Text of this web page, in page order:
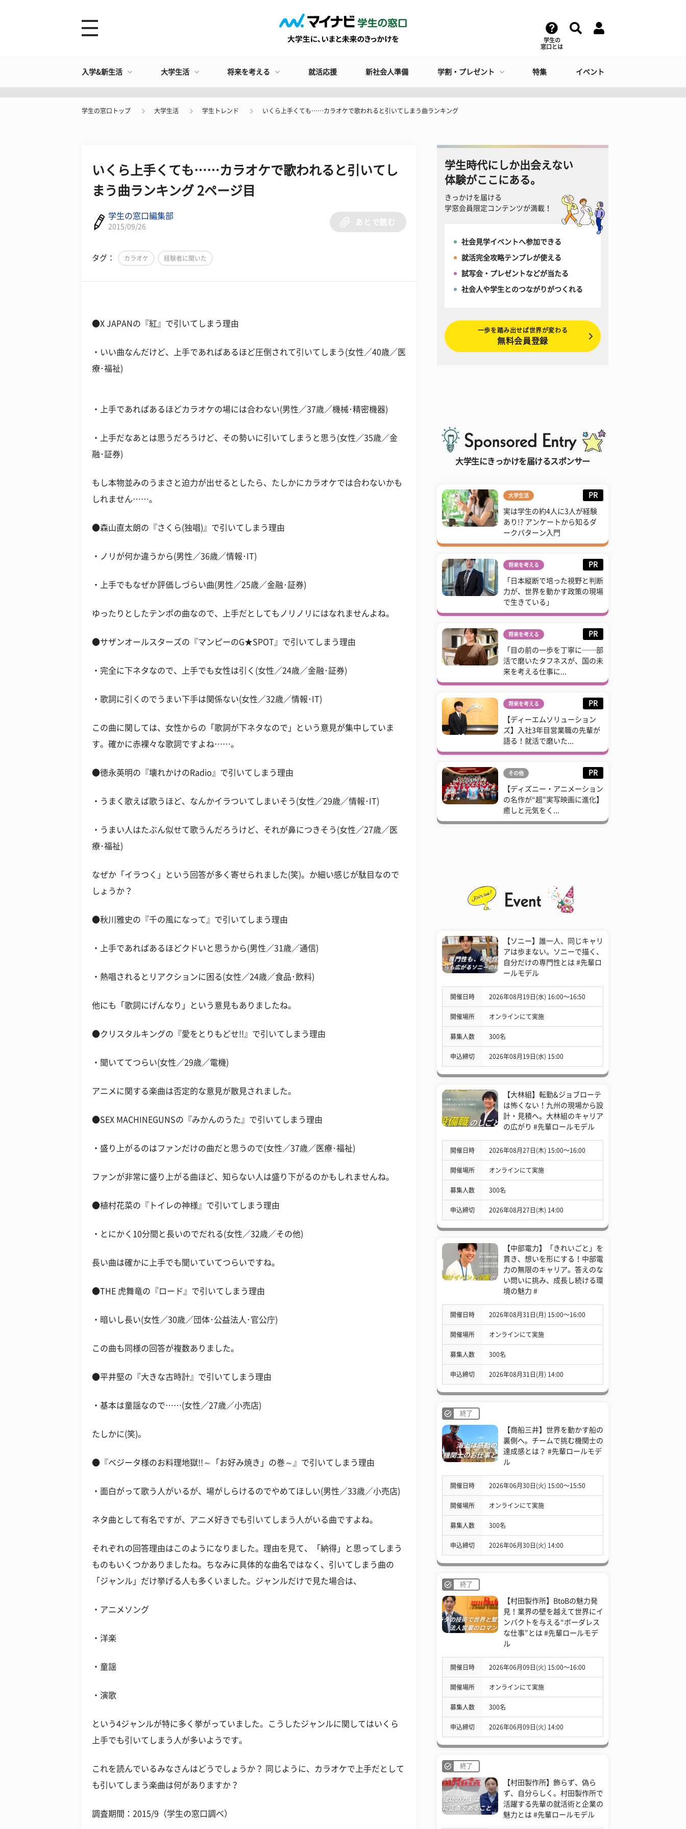
学生の
窓口とは
入学&新生活 大学生活 将来を考える 就活応援 新社会人準備 学割・プレゼント 特集 イベント
学生の窓口トップ 大学生活 学生トレンド いくら上手くても……カラオケで歌われると引いてしまう曲ランキング
いくら上手くても……カラオケで歌われると引いてし
まう曲ランキング 2ページ目
学生の窓口編集部
2015/09/26
あとで読む
タグ： カラオケ 経験者に聞いた
●X JAPANの『紅』で引いてしまう理由
・いい曲なんだけど、上手であればあるほど圧倒されて引いてしまう(女性／40歳／医
療･福祉)
・上手であればあるほどカラオケの場には合わない(男性／37歳／機械･精密機器)
・上手だなあとは思うだろうけど、その勢いに引いてしまうと思う(女性／35歳／金
融･証券)
もし本物並みのうまさと迫力が出せるとしたら、たしかにカラオケでは合わないかも
しれません……。
●森山直太朗の『さくら(独唱)』で引いてしまう理由
・ノリが何か違うから(男性／36歳／情報･IT)
・上手でもなぜか評価しづらい曲(男性／25歳／金融･証券)
ゆったりとしたテンポの曲なので、上手だとしてもノリノリにはなれませんよね。
●サザンオールスターズの『マンピーのG★SPOT』で引いてしまう理由
・完全に下ネタなので、上手でも女性は引く(女性／24歳／金融･証券)
・歌詞に引くのでうまい下手は関係ない(女性／32歳／情報･IT)
この曲に関しては、女性からの「歌詞が下ネタなので」という意見が集中していま
す。確かに赤裸々な歌詞ですよね……。
●徳永英明の『壊れかけのRadio』で引いてしまう理由
・うまく歌えば歌うほど、なんかイラついてしまいそう(女性／29歳／情報･IT)
・うまい人はたぶん似せて歌うんだろうけど、それが鼻につきそう(女性／27歳／医
療･福祉)
なぜか「イラつく」という回答が多く寄せられました(笑)。か細い感じが駄目なので
しょうか？
●秋川雅史の『千の風になって』で引いてしまう理由
・上手であればあるほどクドいと思うから(男性／31歳／通信)
・熱唱されるとリアクションに困る(女性／24歳／食品･飲料)
他にも「歌詞にげんなり」という意見もありましたね。
●クリスタルキングの『愛をとりもどせ!!』で引いてしまう理由
・聞いててつらい(女性／29歳／電機)
アニメに関する楽曲は否定的な意見が散見されました。
●SEX MACHINEGUNSの『みかんのうた』で引いてしまう理由
・盛り上がるのはファンだけの曲だと思うので(女性／37歳／医療･福祉)
ファンが非常に盛り上がる曲ほど、知らない人は盛り下がるのかもしれませんね。
●植村花菜の『トイレの神様』で引いてしまう理由
・とにかく10分間と長いのでだれる(女性／32歳／その他)
長い曲は確かに上手でも聞いていてつらいですね。
●THE 虎舞竜の『ロード』で引いてしまう理由
・暗いし長い(女性／30歳／団体･公益法人･官公庁)
この曲も同様の回答が複数ありました。
●平井堅の『大きな古時計』で引いてしまう理由
・基本は童謡なので……(女性／27歳／小売店)
たしかに(笑)。
●『ベジータ様のお料理地獄!!～「お好み焼き」の巻～』で引いてしまう理由
・面白がって歌う人がいるが、場がしらけるのでやめてほしい(男性／33歳／小売店)
ネタ曲として有名ですが、アニメ好きでも引いてしまう人がいる曲ですよね。
それぞれの回答理由はこのようになりました。理由を見て、「納得」と思ってしまう
ものもいくつかありましたね。ちなみに具体的な曲名ではなく、引いてしまう曲の
「ジャンル」だけ挙げる人も多くいました。ジャンルだけで見た場合は、
・アニメソング
・洋楽
・童謡
・演歌
という4ジャンルが特に多く挙がっていました。こうしたジャンルに関してはいくら
上手でも引いてしまう人が多いようです。
これを読んでいるみなさんはどうでしょうか？ 同じように、カラオケで上手だとして
も引いてしまう楽曲は何がありますか？
調査期間：2015/9（学生の窓口調べ）
学生時代にしか出会えない
体験がここにある。
きっかけを届ける
学窓会員限定コンテンツが満載！
社会見学イベントへ参加できる
就活完全攻略テンプレが使える
試写会・プレゼントなどが当たる
社会人や学生とのつながりがつくれる
一歩を踏み出せば世界が変わる
無料会員登録
大学生にきっかけを届けるスポンサー
大学生活 PR
実は学生の約4人に3人が経験
あり!? アンケートから知るダ
ークパターン入門
将来を考える PR
「日本縦断で培った視野と判断
力が、世界を動かす政策の現場
で生きている」
将来を考える PR
「目の前の一歩を丁寧に──部
活で磨いたタフネスが、国の未
来を考える仕事に...
将来を考える PR
【ディーエムソリューション
ズ】入社3年目営業職の先輩が
語る！就活で磨いた...
その他 PR
【ディズニー・アニメーション
の名作が“超”実写映画に進化】
癒しと元気をく...
【ソニー】誰一人、同じキャリ
アは歩まない。ソニーで描く、
自分だけの専門性とは #先輩ロ
ールモデル
開催日時 2026年08月19日(水) 16:00〜16:50
開催場所 オンラインにて実施
募集人数 300名
申込締切 2026年08月19日(水) 15:00
【大林組】転勤&ジョブローテ
は怖くない！九州の現場から設
計・見積へ。大林組のキャリア
の広がり #先輩ロールモデル
開催日時 2026年08月27日(木) 15:00〜16:00
開催場所 オンラインにて実施
募集人数 300名
申込締切 2026年08月27日(木) 14:00
【中部電力】「きれいごと」を
貫き、想いを形にする！中部電
力の無限のキャリア。答えのな
い問いに挑み、成長し続ける環
境の魅力 #
開催日時 2026年08月31日(月) 15:00〜16:00
開催場所 オンラインにて実施
募集人数 300名
申込締切 2026年08月31日(月) 14:00
終了
【商船三井】世界を動かす船の
裏側へ。チームで挑む機関士の
達成感とは？ #先輩ロールモデ
ル
開催日時 2026年06月30日(火) 15:00〜15:50
開催場所 オンラインにて実施
募集人数 300名
申込締切 2026年06月30日(火) 14:00
終了
【村田製作所】BtoBの魅力発
見！業界の壁を越えて世界にイ
ンパクトを与える“ボーダレス
な仕事”とは #先輩ロールモデ
ル
開催日時 2026年06月09日(火) 15:00〜16:00
開催場所 オンラインにて実施
募集人数 300名
申込締切 2026年06月09日(火) 14:00
終了
【村田製作所】飾らず、偽ら
ず、自分らしく。村田製作所で
活躍する先輩の就活術と企業の
魅力とは #先輩ロールモデル